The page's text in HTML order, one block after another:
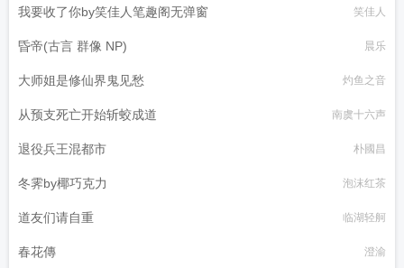
我要收了你by笑佳人笔趣阁无弹窗 笑佳人
昏帝(古言 群像 NP) 晨乐
大师姐是修仙界鬼见愁 灼鱼之音
从预支死亡开始斩蛟成道 南虞十六声
退役兵王混都市 朴國昌
冬霁by椰巧克力 泡沫红茶
道友们请自重 临湖轻舸
春花傳 澄渝